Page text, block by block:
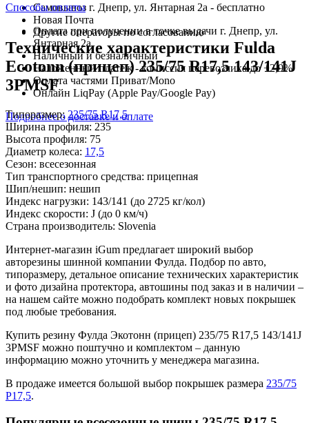
Самовывоз г. Днепр, ул. Янтарная 2а - бесплатно
Новая Почта
Другие операторы по согласованию
Способы оплаты
Оплата при получении в точке выдачи г. Днепр, ул.
Янтарная 2а
Наличный и безналичный
Наложенный платеж - комиссия перевозчика до +2,9%
Оплата частями Приват/Mono
Онлайн LiqPay (Apple Pay/Google Pay)
Подробнее о доставке и оплате
Технические характеристики Fulda
Ecotonn (прицеп) 235/75 R17,5 143/141J
3PMSF
Типоразмер: 235/75 R17,5
Ширина профиля: 235
Высота профиля: 75
Диаметр колеса: 17,5
Сезон: всесезонная
Тип транспортного средства: прицепная
Шип/нешип: нешип
Индекс нагрузки: 143/141 (до 2725 кг/кол)
Индекс скорости: J (до 0 км/ч)
Страна производитель: Slovenia
Интернет-магазин iGum предлагает широкий выбор
авторезины шинной компании Фулда. Подбор по авто,
типоразмеру, детальное описание технических характеристик
и фото дизайна протектора, автошины под заказ и в наличии –
на нашем сайте можно подобрать комплект новых покрышек
под любые требования.
Купить резину Фулда Экотонн (прицеп) 235/75 R17,5 143/141J
3PMSF можно поштучно и комплектом – данную
информацию можно уточнить у менеджера магазина.
В продаже имеется большой выбор покрышек размера 235/75
Р17,5.